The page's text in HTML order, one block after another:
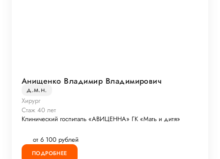
Анищенко Владимир Владимирович
д.м.н.
Хирург
Стаж 40 лет
Клинический госпиталь «АВИЦЕННА» ГК «Мать и дитя»
от 6 100 рублей
ПОДРОБНЕЕ